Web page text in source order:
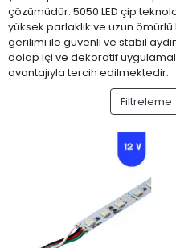
çözümüdür. 5050 LED çip
yüksek parlaklık ve uzun ömürlü
gerilimi ile güvenli ve stabil
dolap içi ve dekoratif
avantajıyla tercih edilmektedir.
Filtreleme